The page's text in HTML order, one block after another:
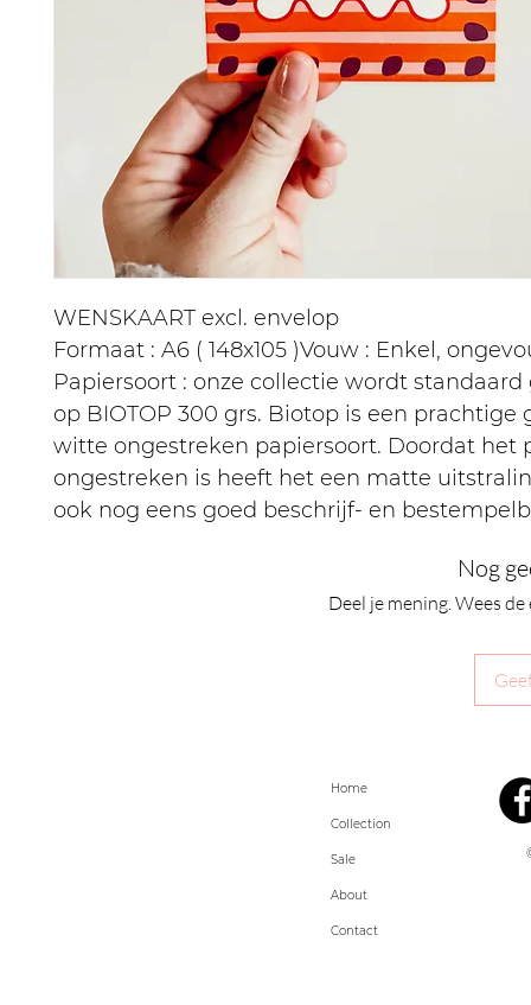
WENSKAART excl. envelop
Formaat : A6 ( 148x105 )Vouw : Enkel,
Papiersoort : onze collectie wordt
op BIOTOP 300 grs. Biotop is een prachtige
witte ongestreken papiersoort. Doordat het
ongestreken is heeft het een matte
ook nog eens goed beschrijf- en
Nog
Deel je mening. Wees
Home
Collection
Sale
About
Contact